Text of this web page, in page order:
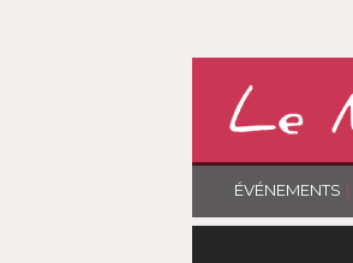
ÉVÉNEMENTS |